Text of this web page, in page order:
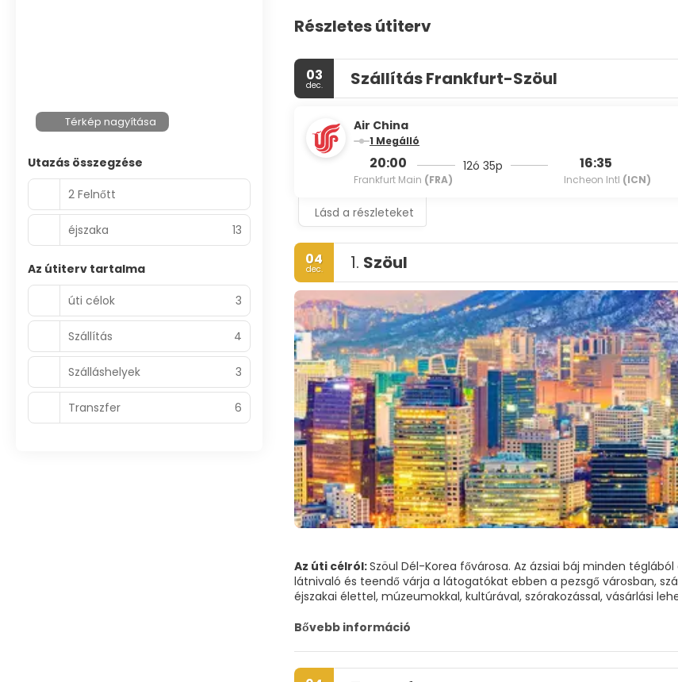
Részletes útiterv
03
dec. Szállítás Frankfurt-Szöul
Air China
1 Megálló
20:00
Frankfurt Main (FRA)
12ó 35p 16:35
Incheon Intl (ICN)
Lásd a részleteket
04
dec. 1. Szöul
Az úti célról:Szöul Dél-Korea fővárosa. Az ázsiai báj minden
látnivaló és teendő várja a látogatókat ebben a pezsgő városban,
éjszakai élettel, múzeumokkal, kultúrával, szórakozással, vásárlási
A Hangang folyó két különálló részre osztja Szöult, északra és délre.
királyságának ősi székhelye, számos palota és erőd található a
Changdeok-gung és a Deoksu-gung. Számos templom és szentély
Bővebb információ
Térkép nagyítása
Utazás összegzése
2 Felnőtt
éjszaka 13
Az útiterv tartalma
úti célok
3
Szállítás 4
Szálláshelyek 3
Transzfer 6